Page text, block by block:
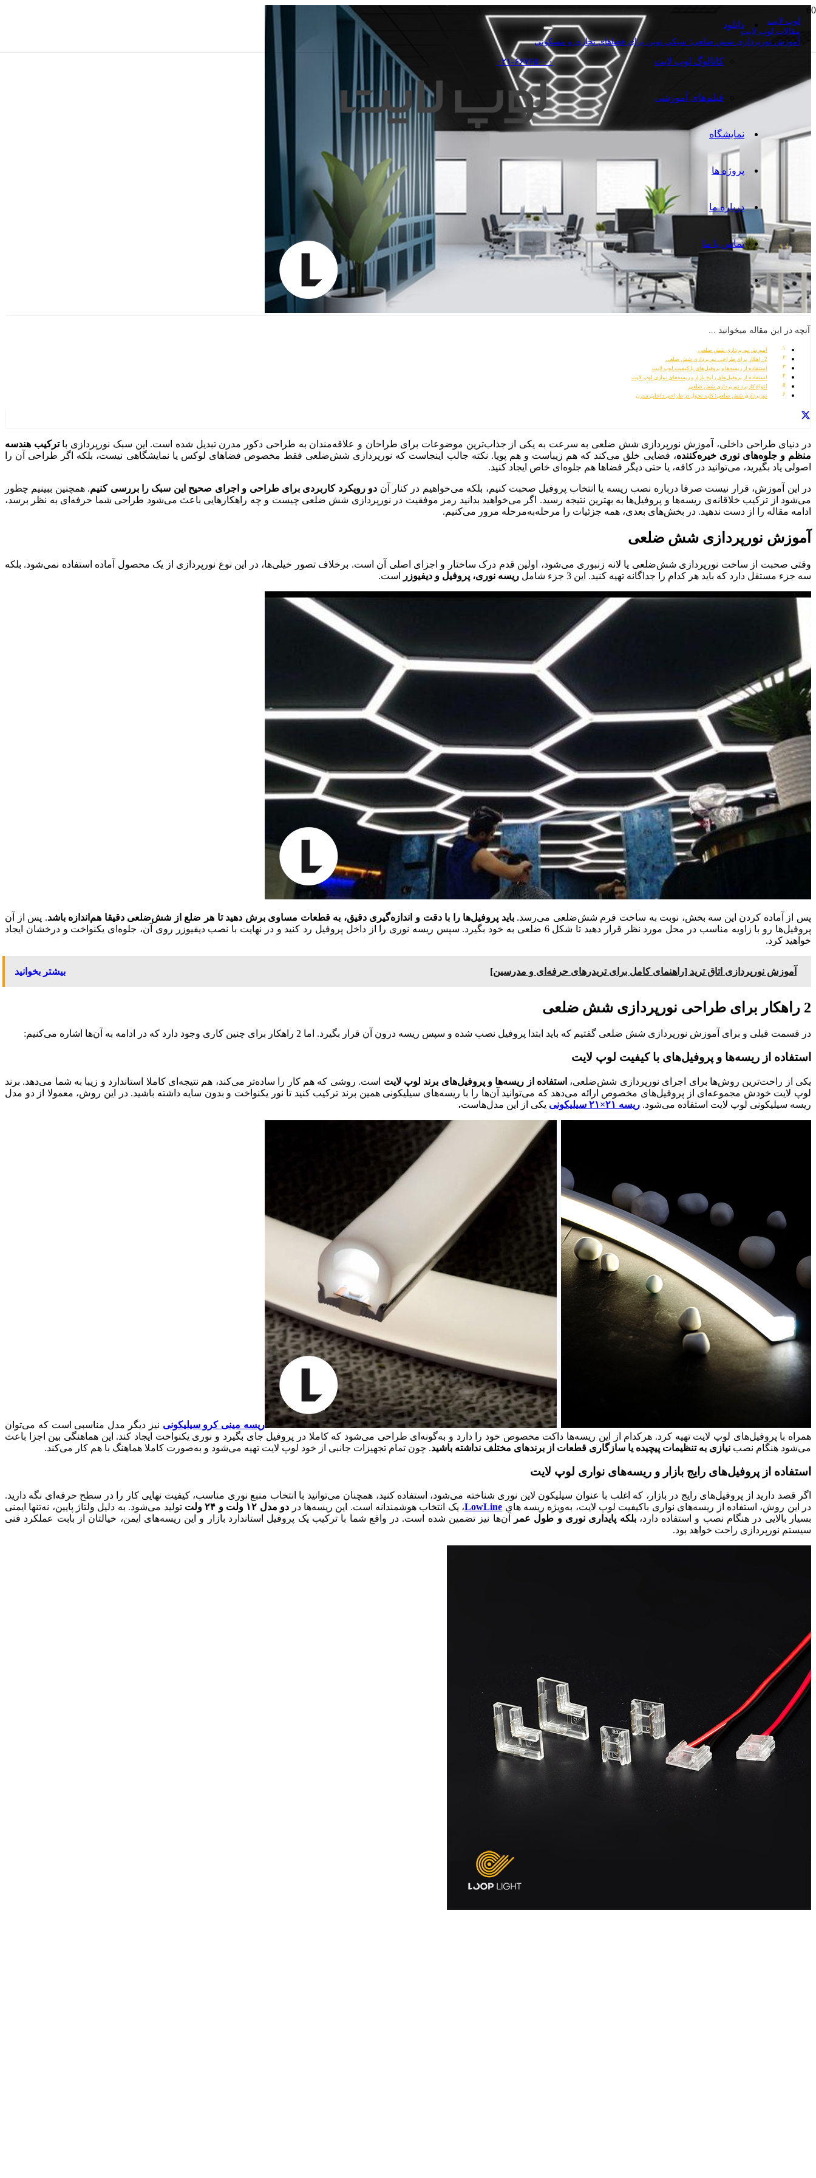
دانلود
کاتالوگ‌ لوپ لایت
فیلم‌های آموزشی
نمایشگاه
پروژه ها
درباره ما
تماس با ما
۰۲۱-۶۶۷۶۵۰۰۰
لوپ لایت
مقالات لوپ لایت
آموزش نورپردازی شش ضلعی؛ سبکی نوین برای فضاهای تجاری و مسکونی
آنچه در این مقاله میخوانید ...
آموزش نورپردازی شش ضلعی
2 راهکار برای طراحی نورپردازی شش ضلعی
استفاده از ریسه‌ها و پروفیل‌های با کیفیت لوپ لایت
استفاده از پروفیل‌های رایج بازار و ریسه‌های نواری لوپ لایت
انواع کاربرد نورپردازی شش ضلعی
نورپردازی شش ضلعی؛ کلید تحول در طراحی داخلی مدرن
در دنیای طراحی داخلی، آموزش نورپردازی شش ضلعی به سرعت به یکی از جذاب‌ترین موضوعات برای طراحان و علاقه‌مندان به طراحی دکور مدرن تبدیل شده است. این سبک نورپردازی باترکیب هندسه
منظم و جلوه‌های نوری خیره‌کننده، فضایی خلق می‌کند که هم زیباست و هم پویا. نکته جالب اینجاست که نورپردازی شش‌ضلعی فقط مخصوص فضاهای لوکس یا نمایشگاهی نیست، بلکه اگر طراحی آن را
اصولی یاد بگیرید، می‌توانید در کافه، یا حتی دیگر فضاها هم جلوه‌ای خاص ایجاد کنید.
در این آموزش، قرار نیست صرفا درباره نصب ریسه یا انتخاب پروفیل صحبت کنیم، بلکه می‌خواهیم در کنار آن دو رویکرد کاربردی برای طراحی و اجرای صحیح این سبک را بررسی کنیم. همچنین ببینیم چطور
می‌شود از ترکیب خلاقانه‌ی ریسه‌ها و پروفیل‌ها به بهترین نتیجه رسید. اگر می‌خواهید بدانید رمز موفقیت در نورپردازی شش ضلعی چیست و چه راهکارهایی باعث می‌شود طراحی شما حرفه‌ای به نظر برسد،
ادامه مقاله را از دست ندهید. در بخش‌های بعدی، همه جزئیات را مرحله‌به‌مرحله مرور می‌کنیم.
آموزش نورپردازی شش ضلعی
وقتی صحبت از ساخت نورپردازی شش‌ضلعی یا لانه زنبوری می‌شود، اولین قدم درک ساختار و اجزای اصلی آن است. برخلاف تصور خیلی‌ها، در این نوع نورپردازی از یک محصول آماده استفاده نمی‌شود. بلکه
سه جزء مستقل دارد که باید هر کدام را جداگانه تهیه کنید. این 3 جزء شامل
ریسه‌ نوری، پروفیل و دیفیوزر است.
پس از آماده کردن این سه بخش، نوبت به ساخت فرم شش‌ضلعی می‌رسد.باید پروفیل‌ها را با دقت و اندازه‌گیری دقیق، به قطعات مساوی برش دهید تا هر ضلع از شش‌ضلعی دقیقا هم‌اندازه باشد. پس از آن
پروفیل‌ها رو با زاویه مناسب در محل مورد نظر قرار دهید تا شکل 6 ضلعی به خود بگیرد. سپس ریسه نوری را از داخل پروفیل رد کنید و در نهایت با نصب دیفیوزر روی آن، جلوه‌ای یکنواخت و درخشان ایجاد
خواهید کرد.
بیشتر بخوانید آموزش نورپردازی اتاق ترید [راهنمای کامل برای تریدرهای حرفه‌ای و مدرسین]
2 راهکار برای طراحی نورپردازی شش ضلعی
در قسمت قبلی و برای آموزش نورپردازی شش ضلعی گفتیم که باید ابتدا پروفیل نصب شده و سپس ریسه درون آن قرار بگیرد. اما 2 راهکار برای چنین کاری وجود دارد که در ادامه به آن‌ها اشاره می‌کنیم:
استفاده از ریسه‌ها و پروفیل‌های با کیفیت لوپ لایت
یکی از راحت‌ترین روش‌ها برای اجرای نورپردازی شش‌ضلعی، استفاده از ریسه‌ها و پروفیل‌های برند لوپ لایت است. روشی که هم کار را ساده‌تر می‌کند، هم نتیجه‌ای کاملا استاندارد و زیبا به شما می‌دهد. برند
لوپ لایت خودش مجموعه‌ای از پروفیل‌های مخصوص ارائه می‌دهد که می‌توانید آن‌ها را با ریسه‌های سیلیکونی همین برند ترکیب کنید تا نور یکنواخت و بدون سایه داشته باشید. در این روش، معمولا از دو مدل
ریسه سیلیکونی لوپ لایت استفاده می‌شود. ریسه ۲۱×۲۱ سیلیکونی یکی از این مدل‌هاست.
ریسه مینی کرو سیلیکونی نیز دیگر مدل مناسبی است که می‌توان
همراه با پروفیل‌های لوپ لایت تهیه کرد. هرکدام از این ریسه‌ها داکت مخصوص خود را دارد و به‌گونه‌ای طراحی می‌شود که کاملا در پروفیل جای بگیرد و نوری یکنواخت ایجاد کند. این هماهنگی بین اجزا باعث
می‌شود هنگام نصب نیازی به تنظیمات پیچیده یا سازگاری قطعات از برندهای مختلف نداشته باشید. چون تمام تجهیزات جانبی از خود لوپ لایت تهیه می‌شود و به‌صورت کاملا هماهنگ با هم کار می‌کند.
استفاده از پروفیل‌های رایج بازار و ریسه‌های نواری لوپ لایت
اگر قصد دارید از پروفیل‌های رایج در بازار، که اغلب با عنوان سیلیکون لاین نوری شناخته می‌شود، استفاده کنید، همچنان می‌توانید با انتخاب منبع نوری مناسب، کیفیت نهایی کار را در سطح حرفه‌ای نگه دارید.
در این روش، استفاده از ریسه‌های نواری باکیفیت لوپ لایت، به‌ویژه ریسه های LowLine، یک انتخاب هوشمندانه است. این ریسه‌ها در دو مدل ۱۲ ولت و ۲۴ ولت
تولید می‌شود. به دلیل ولتاژ پایین، نه‌تنها ایمنی
بسیار بالایی در هنگام نصب و استفاده دارد،بلکه پایداری نوری و طول عمر
آن‌ها نیز تضمین شده است. در واقع شما با ترکیب یک پروفیل استاندارد بازار و این ریسه‌های ایمن، خیالتان از بابت عملکرد فنی
سیستم نورپردازی راحت خواهد بود.